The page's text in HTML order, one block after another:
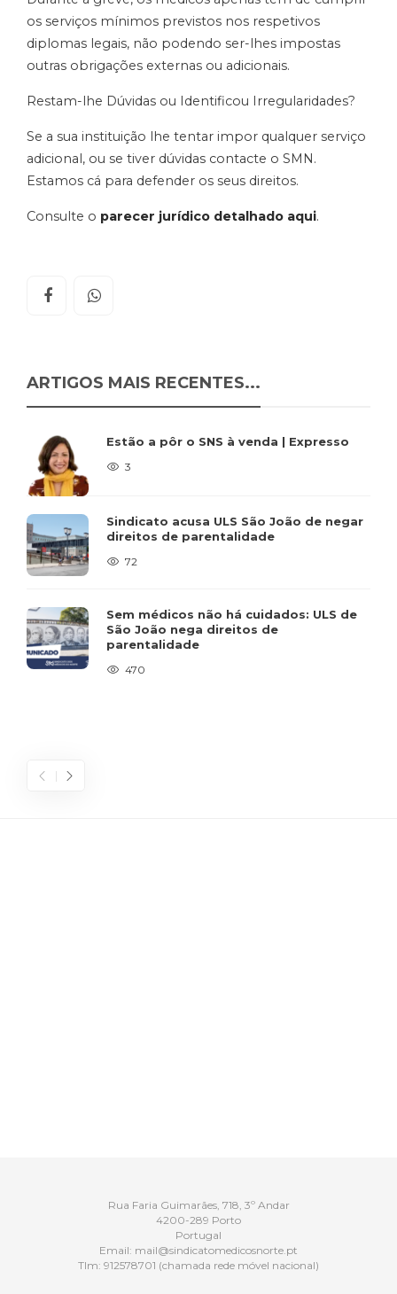
os serviços mínimos previstos nos respetivos
diplomas legais, não podendo ser-lhes impostas
outras obrigações externas ou adicionais.
Restam-lhe Dúvidas ou Identificou Irregularidades?
Se a sua instituição lhe tentar impor qualquer serviço
adicional, ou se tiver dúvidas contacte o SMN.
Estamos cá para defender os seus direitos.
Consulte o parecer jurídico detalhado aqui.
ARTIGOS MAIS RECENTES...
Estão a pôr o SNS à venda | Expresso
3
Sindicato acusa ULS São João de negar
direitos de parentalidade
72
Sem médicos não há cuidados: ULS de
São João nega direitos de
parentalidade
470
Rua Faria Guimarães, 718, 3º Andar
4200-289 Porto
Portugal
Email: mail@sindicatomedicosnorte.pt
Tlm: 912578701 (chamada rede móvel nacional)